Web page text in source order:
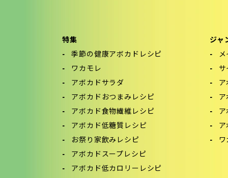
特集
季節の健康アボカドレシピ
ワカモレ
アボカドサラダ
アボカドおつまみレシピ
アボカド食物繊維レシピ
アボカド低糖質レシピ
お祭り家飲みレシピ
アボカドスープレシピ
アボカド低カロリーレシピ
ジャ